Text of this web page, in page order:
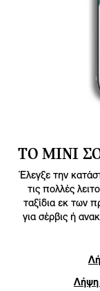
ΤΟ MINI
Έλεγξε την
τις πολλές
ταξίδια εκ των
για σέρβις ή
Λήψη